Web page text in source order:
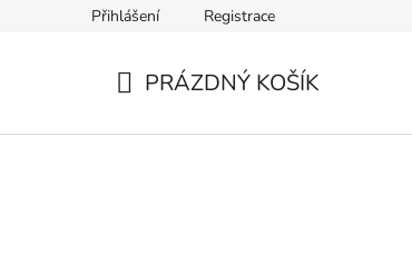
Přihlášení Registrace
PRÁZDNÝ KOŠÍK